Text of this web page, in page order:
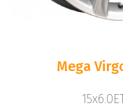
Mega